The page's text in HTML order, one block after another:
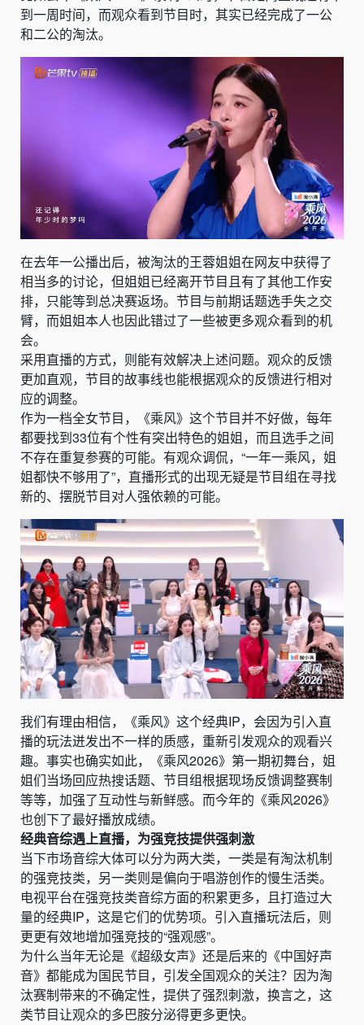
到一周时间，而观众看到节目时，其实已经完成了一公
和二公的淘汰。
在去年一公播出后，被淘汰的王蓉姐姐在网友中获得了
相当多的讨论，但姐姐已经离开节目且有了其他工作安
排，只能等到总决赛返场。节目与前期话题选手失之交
臂，而姐姐本人也因此错过了一些被更多观众看到的机
会。
采用直播的方式，则能有效解决上述问题。观众的反馈
更加直观，节目的故事线也能根据观众的反馈进行相对
应的调整。
作为一档全女节目，《乘风》这个节目并不好做，每年
都要找到33位有个性有突出特色的姐姐，而且选手之间
不存在重复参赛的可能。有观众调侃，“一年一乘风，姐
姐都快不够用了”，直播形式的出现无疑是节目组在寻找
新的、摆脱节目对人强依赖的可能。
我们有理由相信，《乘风》这个经典IP，会因为引入直
播的玩法迸发出不一样的质感，重新引发观众的观看兴
趣。事实也确实如此，《乘风2026》第一期初舞台，姐
姐们当场回应热搜话题、节目组根据现场反馈调整赛制
等等，加强了互动性与新鲜感。而今年的《乘风2026》
也创下了最好播放成绩。
经典音综遇上直播，为强竞技提供强刺激
当下市场音综大体可以分为两大类，一类是有淘汰机制
的强竞技类，另一类则是偏向于唱游创作的慢生活类。
电视平台在强竞技类音综方面的积累更多，且打造过大
量的经典IP，这是它们的优势项。引入直播玩法后，则
更更有效地增加强竞技的“强观感”。
为什么当年无论是《超级女声》还是后来的《中国好声
音》都能成为国民节目，引发全国观众的关注？因为淘
汰赛制带来的不确定性，提供了强烈刺激，换言之，这
类节目让观众的多巴胺分泌得更多更快。